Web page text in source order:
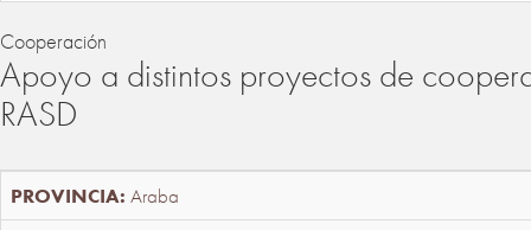
Cooperación
Apoyo a distintos proyectos de
RASD
Araba